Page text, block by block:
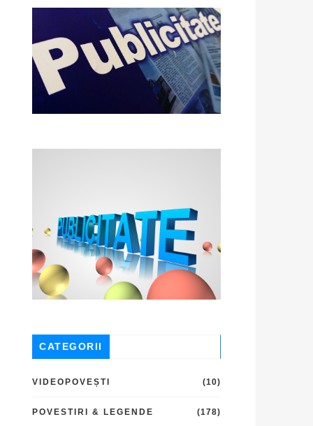
CATEGORII
VIDEOPOVEȘTI (10)
POVESTIRI & LEGENDE (178)